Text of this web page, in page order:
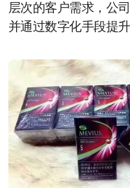
层次的客户需求，公
并通过数字化手段提升